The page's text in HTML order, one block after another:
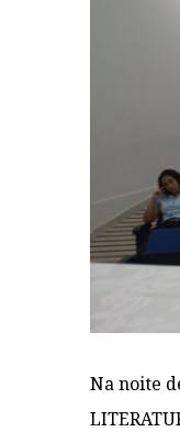
Na noite